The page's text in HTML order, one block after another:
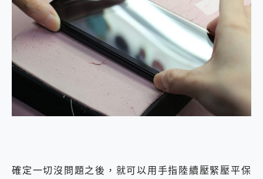
確定一切沒問題之後，就可以用手指陸續壓緊壓平保